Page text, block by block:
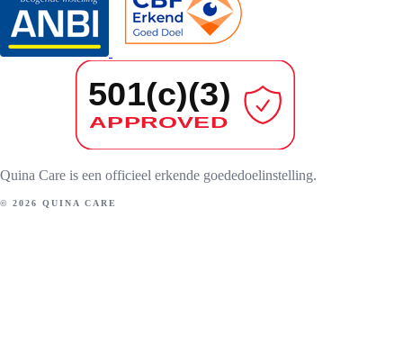
Quina Care is een officieel erkende goededoelinstelling.
© 2026 QUINA CARE